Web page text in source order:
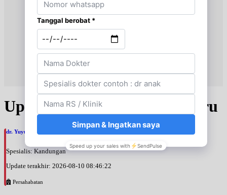
Update Jadwal Dokter terbaru
dr. Yuyun Lisnawati, (K)
Spesialis: Kandungan
Update terakhir: 2026-08-10 08:46:22
Persahabatan